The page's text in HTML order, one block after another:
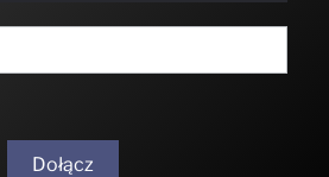
Dołącz